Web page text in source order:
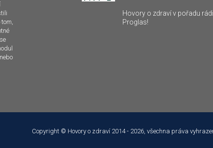
Hovory o zdraví v pořadu
Proglas!
Copyright © Hovory o zdraví 2014 - 2026, všechna práva
k poskytování služeb a analýze návštěvnosti soubory cookie.